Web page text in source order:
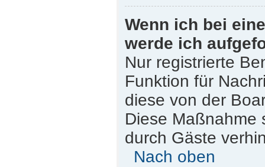
Wenn ich bei
werde ich
Nur registrierte
Funktion für
diese von der
Diese Maßnahme
durch Gäste
Nach oben